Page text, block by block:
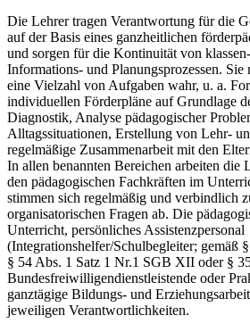
Die Lehrer tragen Verantwortung für die
auf der Basis eines ganzheitlichen
und sorgen für die Kontinuität von
Informations- und Planungsprozessen. Sie
eine Vielzahl von Aufgaben wahr, u. a.
individuellen Förderpläne auf Grundlage
Diagnostik, Analyse pädagogischer
Alltagssituationen, Erstellung von Lehr-
regelmäßige Zusammenarbeit mit den
In allen benannten Bereichen arbeiten die
den pädagogischen Fachkräften im
stimmen sich regelmäßig und verbindlich
organisatorischen Fragen ab. Die
Unterricht, persönliches Assistenzpersonal
(Integrationshelfer/Schulbegleiter; gemäß
§ 54 Abs. 1 Satz 1 Nr.1 SGB XII oder §
Bundesfreiwilligendienstleistende oder
ganztägige Bildungs- und
jeweiligen Verantwortlichkeiten.